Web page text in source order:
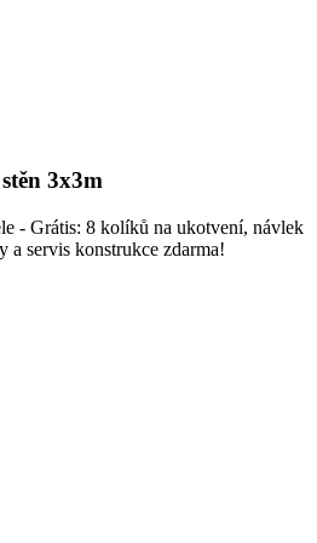
3x3m
- Grátis: 8 kolíků na ukotvení, návlek
servis konstrukce zdarma!